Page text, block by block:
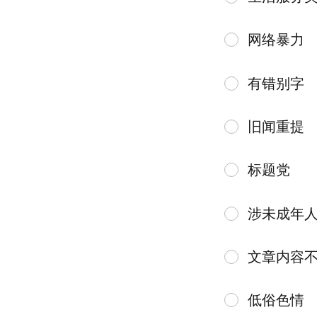
网络暴力
有错别字
旧闻重提
标题党
涉未成年
文章内容
低俗色情